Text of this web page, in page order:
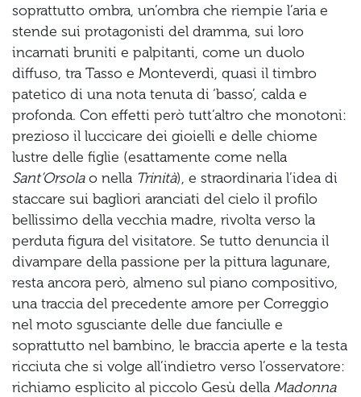
soprattutto ombra, un’ombra che riempie l’aria e
stende sui protagonisti del dramma, sui loro
incarnati bruniti e palpitanti, come un duolo
diffuso, tra Tasso e Monteverdi, quasi il timbro
patetico di una nota tenuta di ‘basso’, calda e
profonda. Con effetti però tutt’altro che monotoni:
prezioso il luccicare dei gioielli e delle chiome
lustre delle figlie (esattamente come nella
Sant’Orsolao nella Trinità), e straordinaria l’idea di
staccare sui bagliori aranciati del cielo il profilo
bellissimo della vecchia madre, rivolta verso la
perduta figura del visitatore. Se tutto denuncia il
divampare della passione per la pittura lagunare,
resta ancora però, almeno sul piano compositivo,
una traccia del precedente amore per Correggio
nel moto sgusciante delle due fanciulle e
soprattutto nel bambino, le braccia aperte e la testa
ricciuta che si volge all’indietro verso l’osservatore:
richiamo esplicito al piccolo Gesù della Madonna